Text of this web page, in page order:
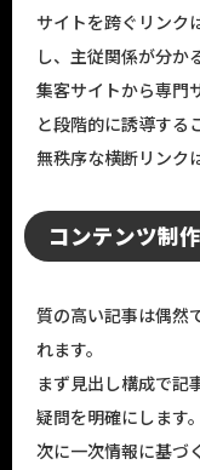
サイトを跨ぐリンク
し、主従関係が分か
集客サイトから専門
と段階的に誘導する
無秩序な横断リンク
コンテンツ制
質の高い記事は偶然
れます。
まず見出し構成で記
疑問を明確にします。
次に一次情報に基づ